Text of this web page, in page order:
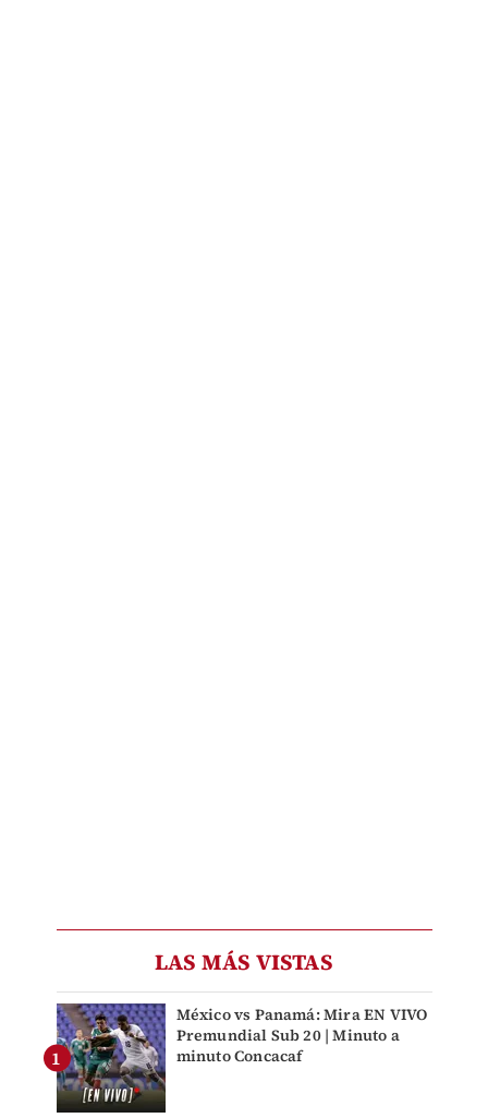
LAS MÁS VISTAS
México vs Panamá: Mira EN VIVO
Premundial Sub 20 | Minuto a
minuto Concacaf